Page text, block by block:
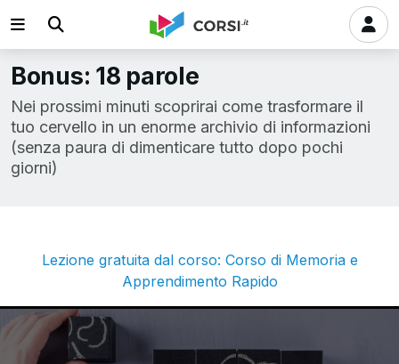
Bonus: 18 parole
Nei prossimi minuti scoprirai come trasformare il
tuo cervello in un enorme archivio di informazioni
(senza paura di dimenticare tutto dopo pochi
giorni)
Lezione gratuita dal corso: Corso di Memoria e
Apprendimento Rapido